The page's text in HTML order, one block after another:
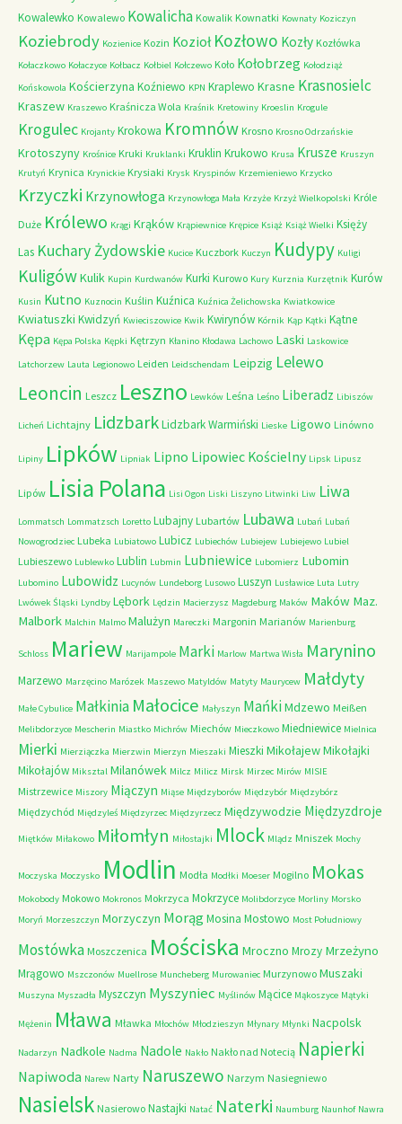
Kowalewko Kowalewo Kowalicha Kowalik Kownatki Kownaty Koziczyn
Koziebrody Kozienice Kozin Kozioł Kozłowo Kozły Kozłówka
Kołaczkowo Kołaczyce Kołbacz Kołbiel Kołczewo Koło Kołobrzeg Kołodziąż
Końskowola Kościerzyna Koźniewo KPN Kraplewo Krasne Krasnosielc
Kraszew Kraszewo Kraśnicza Wola Kraśnik Kretowiny Kroeslin Krogule
Krogulec Krojanty Krokowa Kromnów Krosno Krosno Odrzańskie
Krotoszyny Krośnice Kruki Kruklanki Kruklin Krukowo Krusa Krusze Kruszyn
Krutyń Krynica Krynickie Krysiaki Krysk Kryspinów Krzemieniewo Krzycko
Krzyczki Krzynowłoga Krzynowłoga Mała Krzyże Krzyż Wielkopolski Króle
Duże Królewo Krągi Krąków Krąpiewnice Krępice Książ Książ Wielki Księży
Las Kuchary Żydowskie Kucice Kuczbork Kuczyn Kudypy Kuligi
KuligówKulik Kupin Kurdwanów Kurki Kurowo Kury Kurznia Kurzętnik Kurów
Kusin Kutno Kuznocin Kuślin Kuźnica Kuźnica Żelichowska Kwiatkowice
Kwiatuszki Kwidzyń Kwieciszowice Kwik Kwirynów Kórnik Kąp Kątki Kątne
Kępa Kępa Polska Kępki Kętrzyn Kłanino Kłodawa Lachowo Laski Laskowice
Latchorzew Lauta Legionowo Leiden Leidschendam Leipzig Lelewo
Leoncin Leszcz Leszno Lewków Leśna Leśno Liberadz Libiszów
Licheń Lichtajny LidzbarkLidzbark Warmiński Lieske Ligowo Linówno
Lipiny Lipków Lipniak Lipno Lipowiec Kościelny Lipsk Lipusz
Lipów Lisia Polana Lisi Ogon Liski Liszyno Litwinki Liw Liwa
Lommatsch Lommatzsch Loretto Lubajny Lubartów Lubawa Lubań Lubań
Nowogrodziec Lubeka Lubiatowo Lubicz Lubiechów Lubiejew Lubiejewo Lubiel
Lubieszewo Lublewko Lublin Lubmin Lubniewice Lubomierz Lubomin
Lubomino Lubowidz Lucynów Lundeborg Lusowo Luszyn Lusławice Luta Lutry
Lwówek Śląski Lyndby Lębork Lędzin Macierzysz Magdeburg Maków Maków Maz.
Malbork Malchin Malmo Malużyn Mareczki Margonin Marianów Marienburg
Schloss Mariew Marijampole Marki Marlow Martwa Wisła Marynino
Marzewo Marzęcino Marózek Maszewo Matyldów Matyty Maurycew Małdyty
Małe Cybulice Małkinia Małocice Małyszyn MańkiMdzewo Meißen
Melibdorzyce Mescherin Miastko Michrów Miechów Mieczkowo Miedniewice Mielnica
Mierki Mierziączka Mierzwin Mierzyn Mieszaki Mieszki MikołajewMikołajki
Mikołajów Miksztal Milanówek Milcz Milicz Mirsk Mirzec Mirów MISIE
Mistrzewice Miszory Miączyn Miąse Międzyborów Międzybór Międzybórz
Międzychód Międzyleś Międzyrzec Międzyrzecz Międzywodzie Międzyzdroje
Miętków Miłakowo Miłomłyn Miłostajki Mlock Mlądz Mniszek Mochy
Moczyska Moczysko Modlin Modła Modłki Moeser Mogilno Mokas
Mokobody Mokowo Mokronos Mokrzyca Mokrzyce Molibdorzyce Morliny Morsko
Moryń Morzeszczyn Morzyczyn MorągMosina Mostowo Most Południowy
Mostówka Moszczenica Mościska Mroczno Mrozy Mrzeżyno
Mrągowo Mszczonów Muellrose Muncheberg Murowaniec Murzynowo Muszaki
Muszyna Myszadła Myszczyn Myszyniec Myślinów Mącice Mąkoszyce Mątyki
Mężenin Mława Mławka Młochów Młodzieszyn Młynary Młynki Nacpolsk
Nadarzyn Nadkole Nadma Nadole Nakło Nakło nad Notecią Napierki
Napiwoda Narew Narty Naruszewo Narzym Nasiegniewo
Nasielsk Nasierowo Nastajki Natać Naterki Naumburg Naunhof Nawra